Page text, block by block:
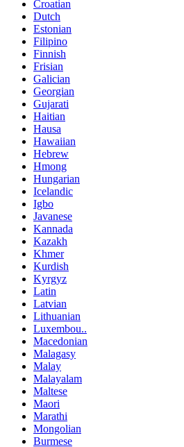
Croatian
Dutch
Estonian
Filipino
Finnish
Frisian
Galician
Georgian
Gujarati
Haitian
Hausa
Hawaiian
Hebrew
Hmong
Hungarian
Icelandic
Igbo
Javanese
Kannada
Kazakh
Khmer
Kurdish
Kyrgyz
Latin
Latvian
Lithuanian
Luxembou..
Macedonian
Malagasy
Malay
Malayalam
Maltese
Maori
Marathi
Mongolian
Burmese